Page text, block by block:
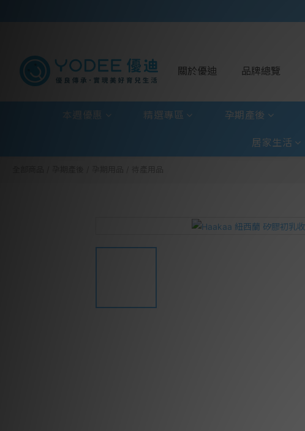
關於優迪 品牌總覽
本週優惠 精選專區 孕期產後
居家生活